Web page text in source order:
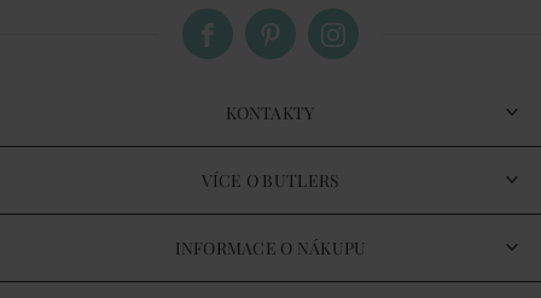
KONTAKTY
VÍCE O BUTLERS
INFORMACE O NÁKUPU